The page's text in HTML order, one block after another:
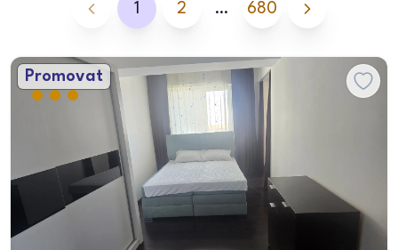
1 2 … 680
Promovat